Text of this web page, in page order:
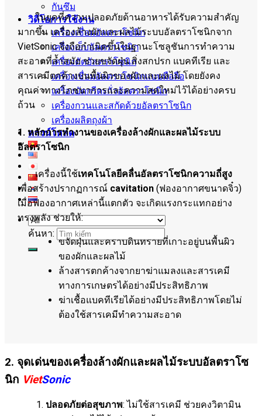
กันซึม
วิดีโอการใช้งาน
เครื่องเชื่อมอัลตราโซนิก
เครื่องเย็บอัลตราโซนิก
เครื่องตัดอัลตราโซนิก
เครื่องเชื่อมอัลตราโซนิกแบบมือถือ
เครื่องบัดกรีตะกั่วอัลตราโซนิก
เครื่องกวนและสกัดด้วยอัลตราโซนิก
เครื่องผลิตถุงผ้า
ดาวน์โหลด
ค้นหา:
ในยุคที่ความปลอดภัยด้านอาหารได้รับความสำคัญ
มากขึ้น เครื่องล้างผักและผลไม้ระบบอัลตราโซนิกจาก
VietSonic จึงถือกำเนิดขึ้นในฐานะโซลูชันการทำความ
สะอาดที่ล้ำสมัย ช่วยขจัดฝุ่น สิ่งสกปรก แบคทีเรีย และ
สารเคมีตกค้างบนพื้นผิวของผักและผลไม้ โดยยังคง
คุณค่าทางโภชนาการและความสดใหม่ไว้ได้อย่างครบ
ถ้วน
1. หลักการทำงานของเครื่องล้างผักและผลไม้ระบบ
อัลตราโซนิก
เครื่องนี้ใช้เทคโนโลยีคลื่นอัลตราโซนิกความถี่สูง
เพื่อสร้างปรากฏการณ์ cavitation(ฟองอากาศขนาดจิ๋ว)
เมื่อฟองอากาศเหล่านี้แตกตัว จะเกิดแรงกระแทกอย่าง
ทรงพลัง ช่วยให้:
ขจัดฝุ่นและคราบดินทรายที่เกาะอยู่บนพื้นผิว
ของผักและผลไม้
ล้างสารตกค้างจากยาฆ่าแมลงและสารเคมี
ทางการเกษตรได้อย่างมีประสิทธิภาพ
ฆ่าเชื้อแบคทีเรียได้อย่างมีประสิทธิภาพโดยไม่
ต้องใช้สารเคมีทำความสะอาด
2. จุดเด่นของเครื่องล้างผักและผลไม้ระบบอัลตราโซ
นิก VietSonic
ปลอดภัยต่อสุขภาพ: ไม่ใช้สารเคมี ช่วยคงวิตามิน